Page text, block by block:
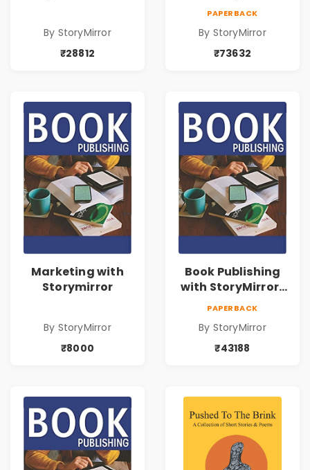
By StoryMirror
₹28812
PAPERBACK
By StoryMirror
₹73632
Marketing with
Storymirror
By StoryMirror
₹8000
Book Publishing
with StoryMirror |
43188
PAPERBACK
By StoryMirror
₹43188